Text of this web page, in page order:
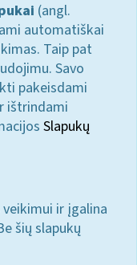
(angl.
automatiškai
Taip pat
Savo
pakeisdami
ištrindami
Slapukų
ir įgalina
šių slapukų